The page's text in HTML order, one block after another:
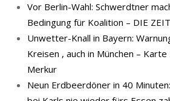
Vor Berlin-Wahl: Schwerdtner
Bedingung für Koalition – DIE ZEIT
Unwetter-Knall in Bayern:
Kreisen , auch in München –
Merkur
Neun Erdbeerdöner in 40